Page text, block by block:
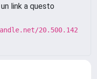
link a questo
20.500.142